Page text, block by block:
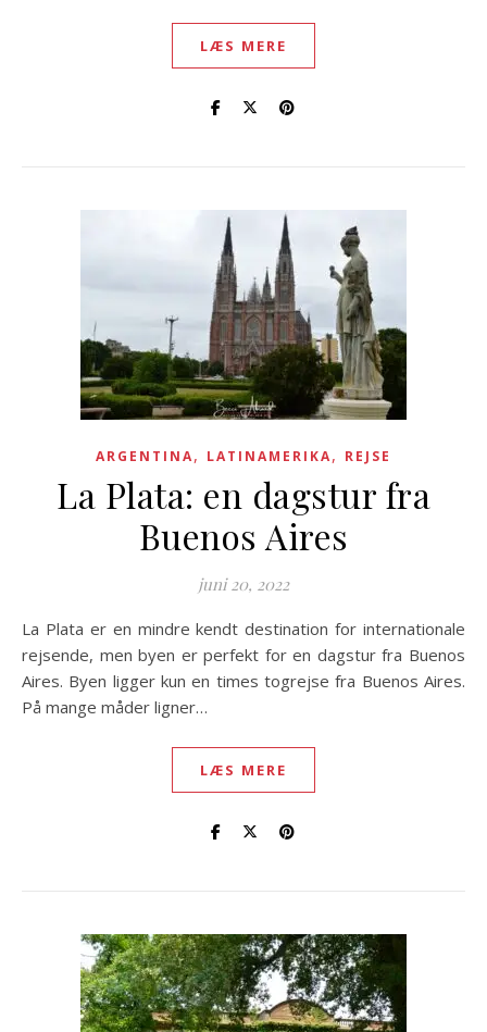
LÆS MERE
ARGENTINA, LATINAMERIKA, REJSE
La Plata: en dagstur fra
Buenos Aires
juni 20, 2022
La Plata er en mindre kendt destination for internationale
rejsende, men byen er perfekt for en dagstur fra Buenos
Aires. Byen ligger kun en times togrejse fra Buenos Aires.
På mange måder ligner…
LÆS MERE